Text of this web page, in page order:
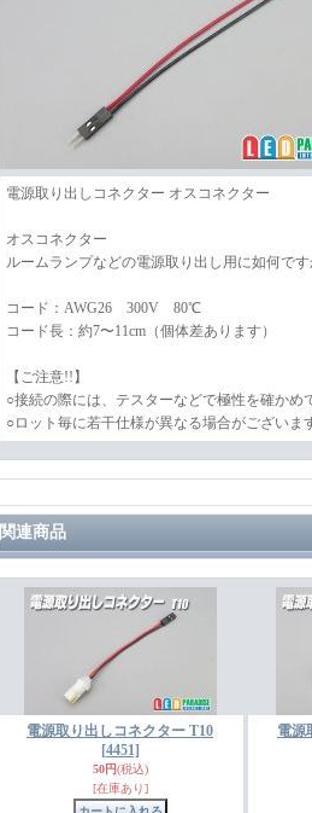
電源取り出しコネクター オスコネクター
オスコネクター
ルームランプなどの電源取り出し用に如何です
コード：AWG26 300V 80℃
コード長：約7〜11cm（個体差あります）
【ご注意!!】
○接続の際には、テスターなどで極性を確かめ
○ロット毎に若干仕様が異なる場合がございま
関連商品
電源取り出しコネクター T10
[4451]
50円(税込)
[在庫あり]
電源